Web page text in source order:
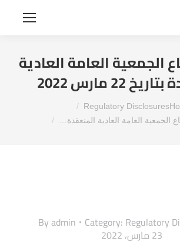
الجمعية العامة العادية
22 مارس 2022
Regulatory Disclosures
الجمعية العامة العادية المنعقدة…
Category: Regulatory
Byadmin
23 مارس، 2022